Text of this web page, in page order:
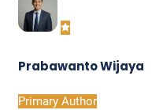
Prabawanto Wijaya
Primary Author